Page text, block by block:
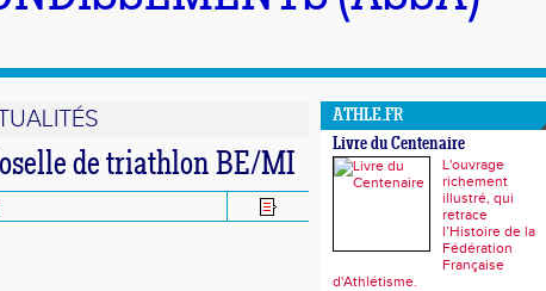
de triathlon BE/MI
ATHLE.FR
Livre du Centenaire
L'ouvrage
richement
illustré, qui
retrace
l’Histoire de la
Fédération
Française
d'Athlétisme.